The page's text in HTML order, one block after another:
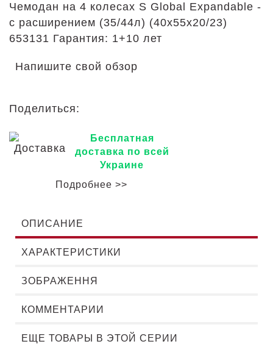
Чемодан на 4 колесах S Global Expandable -
с расширением (35/44л) (40x55x20/23)
653131 Гарантия: 1+10 лет
Напишите свой обзор
Поделиться:
Бесплатная
доставка по всей
Украине
Подробнее >>
ОПИСАНИЕ
ХАРАКТЕРИСТИКИ
ЗОБРАЖЕННЯ
КОММЕНТАРИИ
ЕЩЕ ТОВАРЫ В ЭТОЙ СЕРИИ